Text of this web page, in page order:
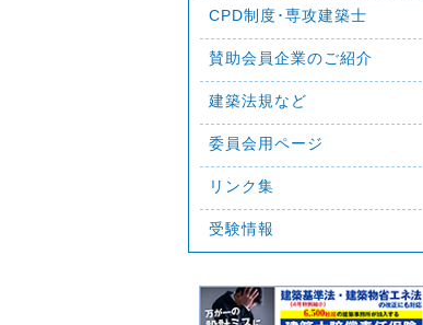
CPD制度･専攻建築士
賛助会員企業のご紹介
建築法規など
委員会用ページ
リンク集
受験情報